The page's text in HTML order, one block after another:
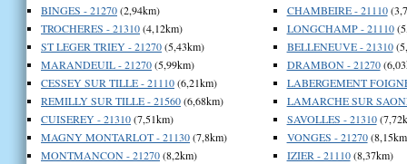
BINGES - 21270(2,94km)
TROCHERES - 21310(4,12km)
ST LEGER TRIEY - 21270(5,43km)
MARANDEUIL - 21270(5,99km)
CESSEY SUR TILLE - 21110(6,21km)
REMILLY SUR TILLE - 21560(6,68km)
CUISEREY - 21310(7,51km)
MAGNY MONTARLOT - 21130(7,8km)
MONTMANCON - 21270(8,2km)
CHAMBEIRE - 21110
LONGCHAMP - 21110
BELLENEUVE - 21310
DRAMBON - 21270
LABERGEMENT
LAMARCHE SUR
SAVOLLES - 21310
VONGES - 21270
IZIER - 21110(8,37km)